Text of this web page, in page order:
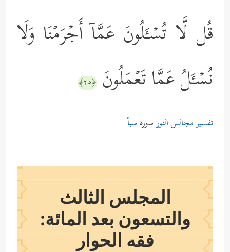
قُل لَّا تُسۡـَٔلُونَ عَمَّاۤ أَجۡرَمۡنَا وَلَا
نُسۡـَٔلُ عَمَّا تَعۡمَلُونَ ﴿٢٥﴾
تفسير مجالس النورسورة سبأ
المجلس الثالث
والتسعون بعد المائة:
فقه الحوار